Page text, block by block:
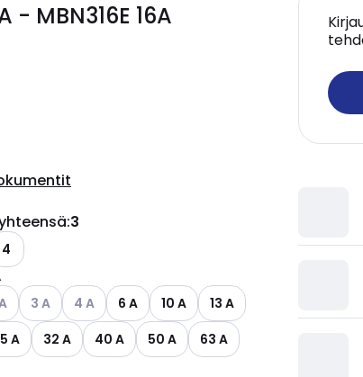
MBN316E 16A
:3
vaihtoehdot
olevat vaihtoehdot
4
olevat vaihtoehdotolevat vaihtoehdot
käytettävissä olevat vaihtoehdot
Katso käytettävissä olevat vaihtoehdot
3 A Katso käytettävissä olevat vaihtoehdot
4 A 6 A 10 A
13 A
A 32 A 40 A 50 A 63 A